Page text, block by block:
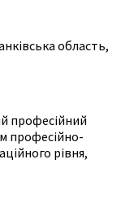
область,
професійний
професійно-
рівня,